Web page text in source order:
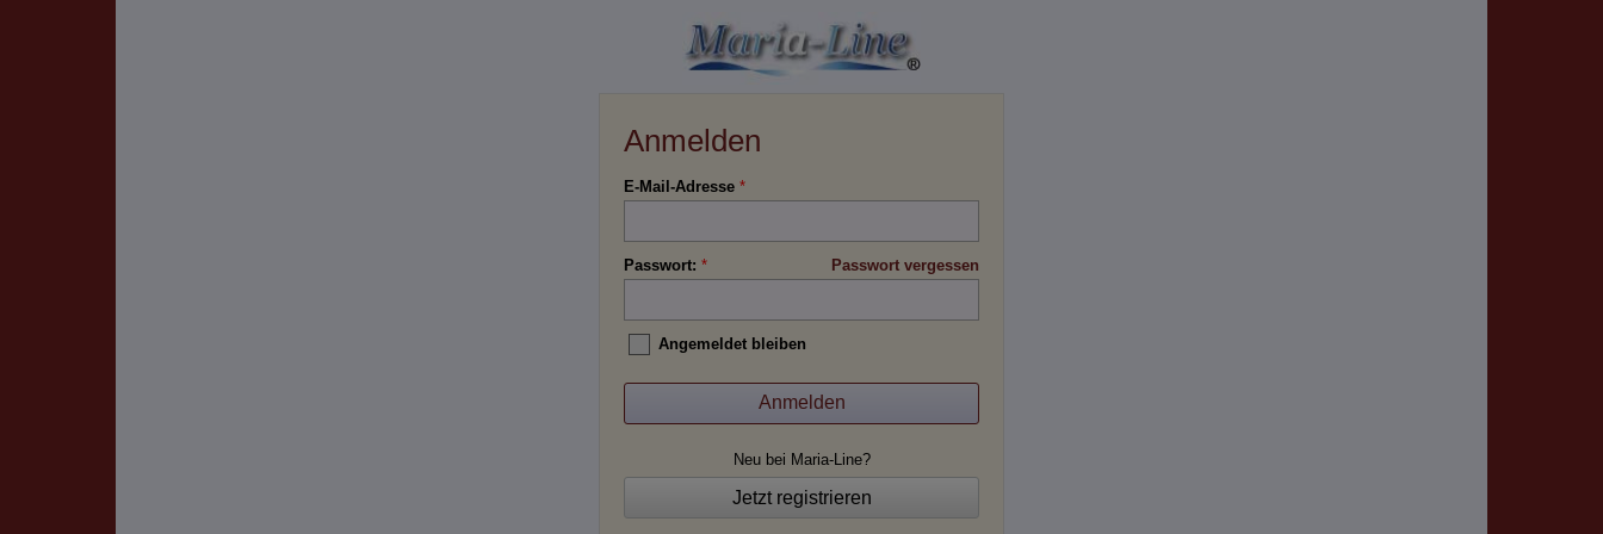
Anmelden
E-Mail-Adresse *
Passwort: * Passwort vergessen
Angemeldet bleiben
Neu bei Maria-Line?
Jetzt registrieren